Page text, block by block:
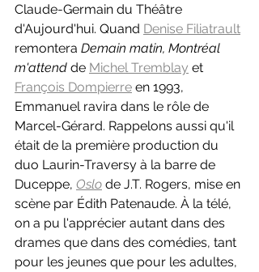
Claude-Germain du Théâtre
d'Aujourd'hui. Quand Denise Filiatrault
remontera Demain matin, Montréal
m'attend de Michel Tremblay et
François Dompierre en 1993,
Emmanuel ravira dans le rôle de
Marcel-Gérard. Rappelons aussi qu'il
était de la première production du
duo Laurin-Traversy à la barre de
Duceppe, Oslo de J.T. Rogers, mise en
scène par Édith Patenaude. À la télé,
on a pu l'apprécier autant dans des
drames que dans des comédies, tant
pour les jeunes que pour les adultes,